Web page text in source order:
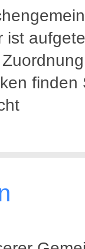
ist
finden